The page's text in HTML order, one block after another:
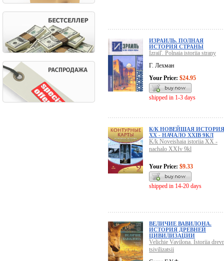
ИЗРАИЛЬ. ПОЛНАЯ
ИСТОРИЯ СТРАНЫ
Izrail'. Polnaia istoriia strany
Г. Лехман
Your Price: $24.95
shipped in 1-3 days
К/К НОВЕЙШАЯ ИСТОРИЯ
XX - НАЧАЛО XXIВ 9КЛ
K/k Noveishaia istoriia XX -
nachalo XXIv 9kl
Your Price: $9.33
shipped in 14-20 days
ВЕЛИЧИЕ ВАВИЛОНА.
ИСТОРИЯ ДРЕВНЕЙ
ЦИВИЛИЗАЦИИ
Velichie Vavilona. Istoriia
tsivilizatsii